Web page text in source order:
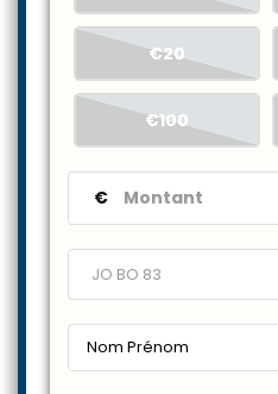
€20
€100
€